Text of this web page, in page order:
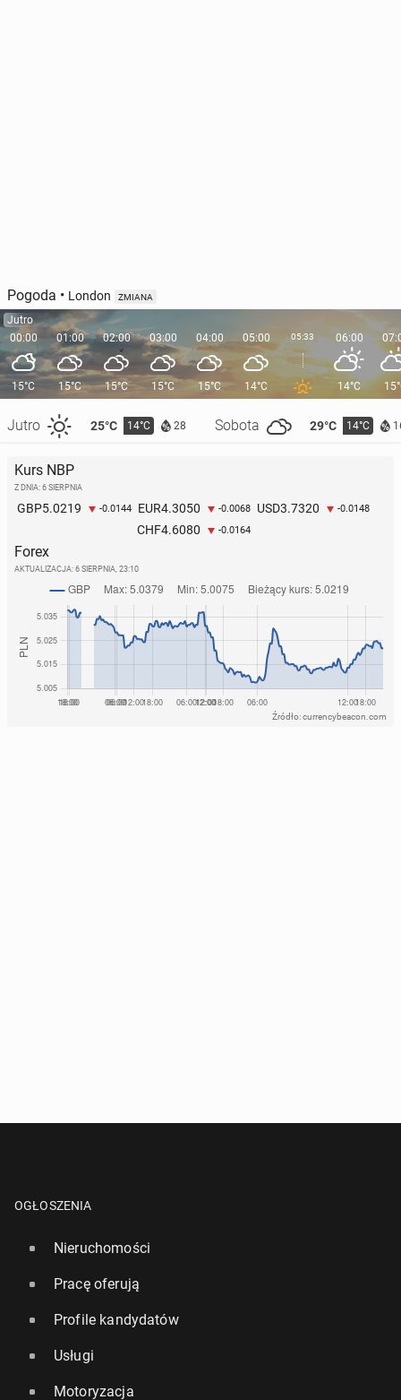
Pogoda • London ZMIANA
Jutro
00:00
15°C
Jutro 25°C 14°C 28 Sobota 29°C 14°C
01:00
15°C
02:00
15°C
03:00
15°C
04:00
15°C
05:00
14°C
05:33 06:00
14°C
Kurs NBP
Z DNIA: 6 SIERPNIA
GBP5.0219 -0.0144 EUR4.3050 -0.0068 USD3.7320 -0.0148
CHF4.6080 -0.0164
Forex
AKTUALIZACJA: 6 SIERPNIA, 23:10
Źródło: currencybeacon.com
OGŁOSZENIA
Nieruchomości
Pracę oferują
Profile kandydatów
Usługi
Motoryzacja